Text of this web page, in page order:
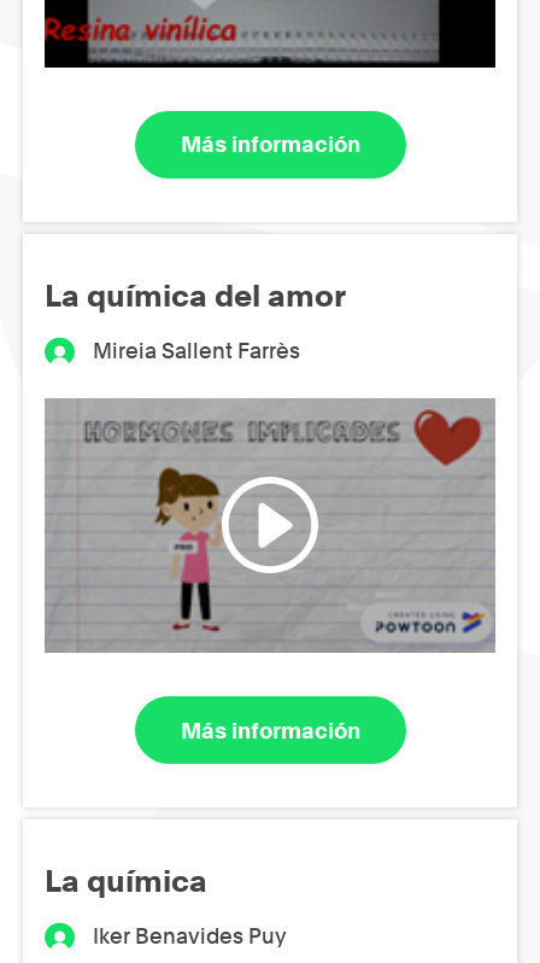
Más información
La química del amor
Mireia Sallent Farrès
Más información
La química
Iker Benavides Puy